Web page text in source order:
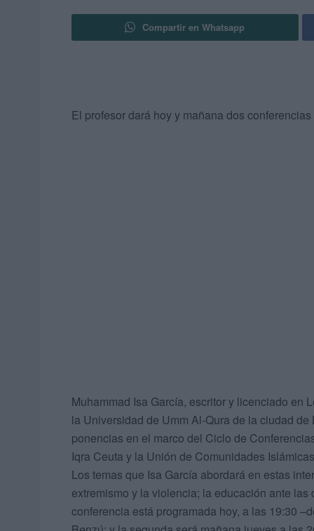
Compartir en Whatsapp
El profesor dará hoy y mañana dos
Muhammad Isa García, escritor y licenciado en
la Universidad de Umm Al-Qura de la ciudad
ponencias en el marco del Ciclo de
Iqra Ceuta y la Unión de Comunidades
Los temas que Isa García abordará en estas
extremismo y la violencia; la educación ante
conferencia está programada hoy, a las 19:30